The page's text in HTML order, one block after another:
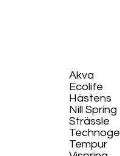
Akva
Ecolife​
Hästens
Nill Spring
Strässle
Technogel
Tempur